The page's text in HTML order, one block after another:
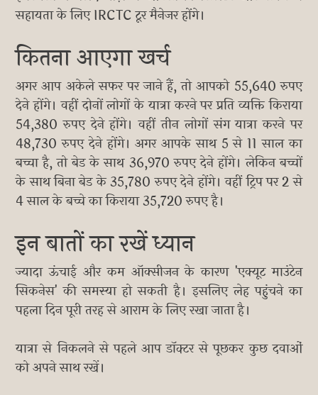
सहायता के लिए IRCTC टूर मैनेजर होंगे।
कितना आएगा खर्च
अगर आप अकेले सफर पर जाने हैं, तो आपको 55,640 रुपए
देने होंगे। वहीं दोनों लोगों के यात्रा करने पर प्रति व्यक्ति किराया
54,380 रुपए देने होंगे। वहीं तीन लोगों संग यात्रा करने पर
48,730 रुपए देने होंगे। अगर आपके साथ 5 से 11 साल का
बच्चा है, तो बेड के साथ 36,970 रुपए देने होंगे। लेकिन बच्चों
के साथ बिना बेड के 35,780 रुपए देने होंगे। वहीं ट्रिप पर 2 से
4 साल के बच्चे का किराया 35,720 रुपए है।
इन बातों का रखें ध्यान
ज्यादा ऊंचाई और कम ऑक्सीजन के कारण 'एक्यूट माउंटेन
सिकनेस' की समस्या हो सकती है। इसलिए लेह पहुंचने का
पहला दिन पूरी तरह से आराम के लिए रखा जाता है।
यात्रा से निकलने से पहले आप डॉक्टर से पूछकर कुछ दवाओं
को अपने साथ रखें।